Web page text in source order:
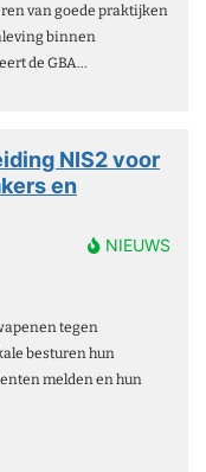
van goede praktijken
binnen
de GBA...
NIS2 voor
en
NIEUWS
tegen
besturen hun
melden en hun